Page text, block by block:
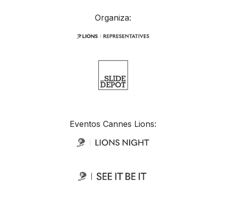
Organiza:
Eventos Cannes Lions: